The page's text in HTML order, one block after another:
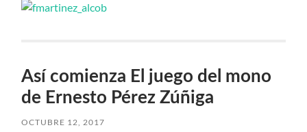
Así comienza El juego del mono
de Ernesto Pérez Zúñiga
OCTUBRE 12, 2017